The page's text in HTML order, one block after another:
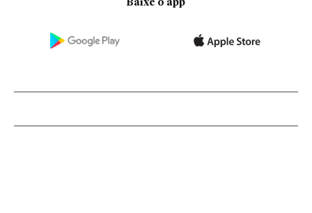
Baixe o app